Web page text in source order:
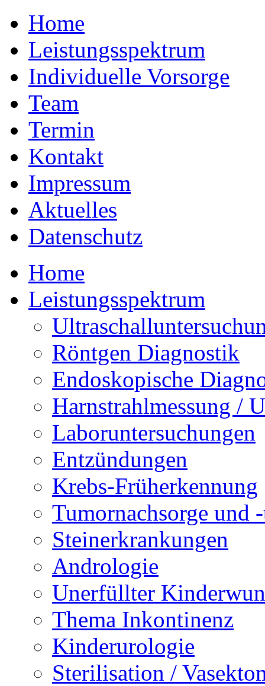
Home
Leistungsspektrum
Individuelle Vorsorge
Team
Termin
Kontakt
Impressum
Aktuelles
Datenschutz
Home
Leistungsspektrum
Röntgen Diagnostik
Endoskopische
Harnstrahlmessung /
Laboruntersuchungen
Entzündungen
Krebs-Früherkennung
Tumornachsorge und
Steinerkrankungen
Andrologie
Unerfüllter
Thema Inkontinenz
Kinderurologie
Sterilisation /